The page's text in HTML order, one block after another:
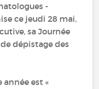
-
ce jeudi 28 mai,
sa Journée
dépistage des
est «